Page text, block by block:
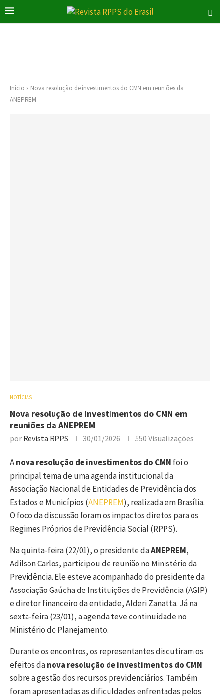
Início » Nova resolução de investimentos do CMN em reuniões da
ANEPREM
NOTÍCIAS
Nova resolução de investimentos do CMN em
reuniões da ANEPREM
por Revista RPPS 30/01/2026 550 Visualizações
Anova resolução de investimentos do CMN foi o
principal tema de uma agenda institucional da
Associação Nacional de Entidades de Previdência dos
Estados e Municípios (ANEPREM), realizada em Brasília.
O foco da discussão foram os impactos diretos para os
Regimes Próprios de Previdência Social (RPPS).
Na quinta-feira (22/01), o presidente daANEPREM,
Adilson Carlos, participou de reunião no Ministério da
Previdência. Ele esteve acompanhado do presidente da
Associação Gaúcha de Instituições de Previdência (AGIP)
e diretor financeiro da entidade, Alderi Zanatta. Já na
sexta-feira (23/01), a agenda teve continuidade no
Ministério do Planejamento.
Durante os encontros, os representantes discutiram os
efeitos danova resolução de investimentos do CMN
sobre a gestão dos recursos previdenciários. Também
foram apresentadas as dificuldades enfrentadas pelos